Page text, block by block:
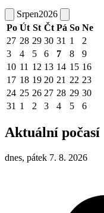
Srpen2026
Po Út St Čt Pá So Ne
27 28 29 30 31 1
2
3
4 5 6 7 8
9
10 11 12 13 14 15 16
17 18 19 20 21 22 23
24 25 26 27 28 29 30
31 1 2 3 4 5 6
Aktuální počasí
dnes, pátek 7. 8. 2026